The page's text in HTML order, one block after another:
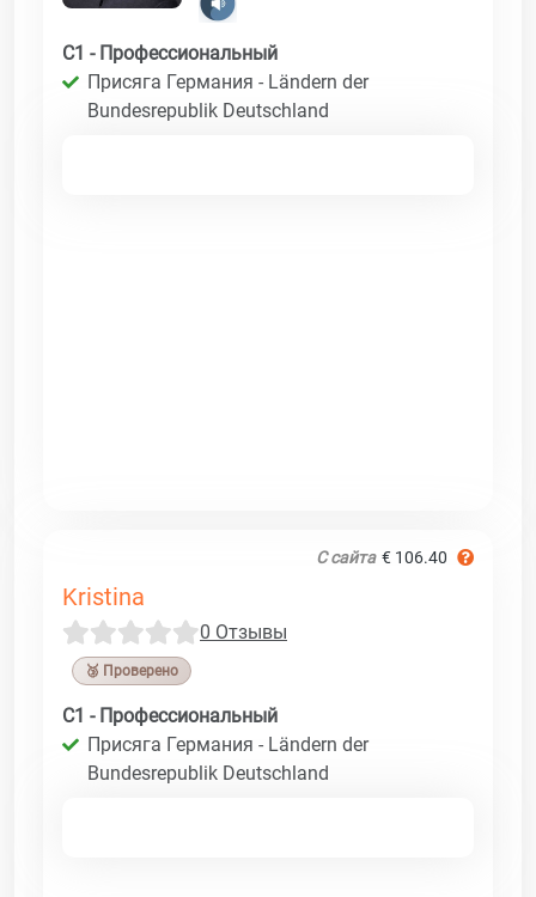
C1 - Профессиональный
Присяга Германия - Ländern der
Bundesrepublik Deutschland
С сайта € 106.40
Kristina
0 Отзывы
🥉 Проверено
C1 - Профессиональный
Присяга Германия - Ländern der
Bundesrepublik Deutschland